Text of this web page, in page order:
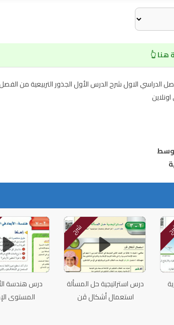
👆
الفصل الدراسي الاول شرح الدرس الأول الجذور التربيعية من
شرح
درس استراتيجية حل المسألة
استعمال أشكال ڤن
درس هندسة
المستوى